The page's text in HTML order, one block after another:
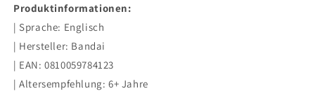
Produktinformationen:
| Sprache: Englisch
| Hersteller: Bandai
| EAN: 0810059784123
| Altersempfehlung: 6+ Jahre